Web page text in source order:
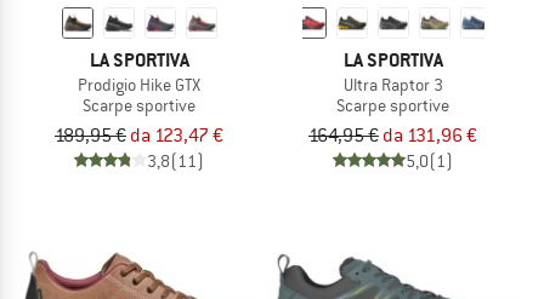
LA SPORTIVA
Prodigio Hike GTX
Scarpe sportive
189,95 € da 123,47 €
3,8(11)
LA SPORTIVA
Ultra Raptor 3
Scarpe sportive
164,95 € da 131,96 €
5,0(1)